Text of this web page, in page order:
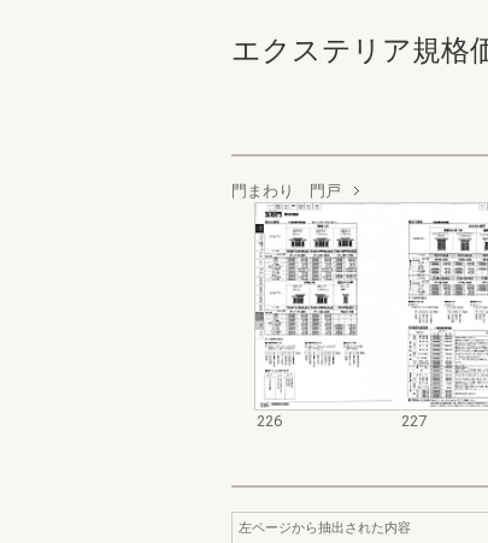
エクステリア規格
門まわり 門戸
226 227
左ページから抽出された内容